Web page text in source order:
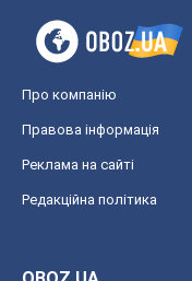
Про компанію
Правова інформація
Реклама на сайті
Редакційна політика